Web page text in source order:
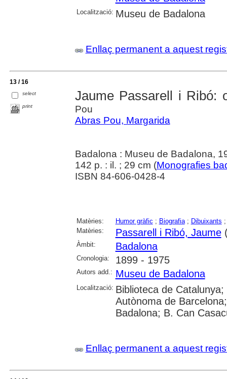
Localització: Museu de Badalona
Enllaç permanent a aquest
13 / 16
select
print
Jaume Passarell i Ribó:
Pou
Abras Pou, Margarida
Badalona : Museu de Badalona,
142 p. : il. ; 29 cm (Monografies
ISBN 84-606-0428-4
Matèries: Humor gràfic ; Biografia; Dibuixants
Matèries:
Passarell i Ribó, Jaume
Àmbit: Badalona
Cronologia: 1899 - 1975
Autors add.: Museu de Badalona
Localització: Biblioteca de
Autònoma de
Badalona; B. Can
Enllaç permanent a aquest